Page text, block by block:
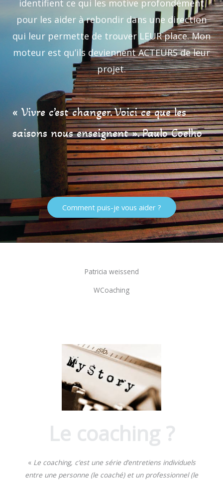
identifient ce qui les motive profondément
pour les aider à rebondir dans une direction
qui leur permette de trouver LEUR place. Mon
moteur est qu’ils deviennent ACTEURS de leur
projet.
« Vivre c’est changer. Voici ce que les
saisons nous enseignent ». Paulo Coelho
Comment puis-je vous aider ?
Patricia weissend
WCoaching
Le coaching ?
« Le coaching, c’est une série d’entretiens individuels
entre une personne (le coaché) et un professionnel (le